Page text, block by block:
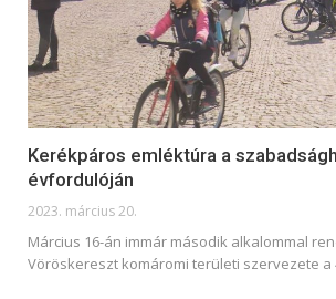
Kerékpáros emléktúra a
évfordulóján
2023. március 20.
Március 16-án immár második alkalommal
Vöröskereszt komáromi területi szervezete a